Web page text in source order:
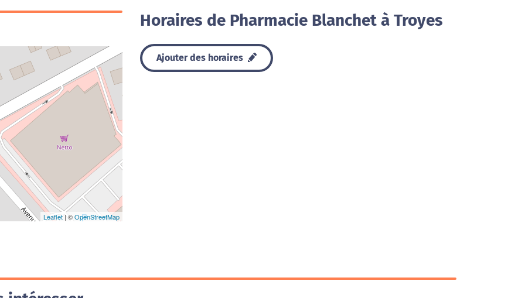
Leaflet | ©OpenStreetMap
Horaires de Pharmacie Blanchet à Troyes
Ajouter des horaires